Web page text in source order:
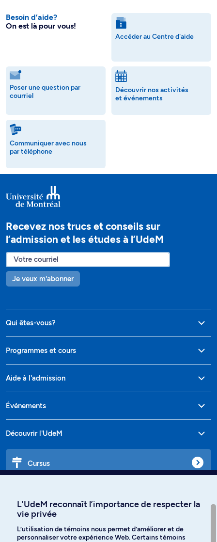
Besoin d’aide?
On est là pour vous!
Accéder au Centre d'aide
Poser une question par
courriel
Découvrir nos activités
et événements
Communiquer avec nous
par téléphone
Recevez nos trucs et conseils sur
l’admission et les études à l’UdeM
Je veux m'abonner
Qui êtes-vous?
Programmes et cours
Aide à l'admission
Événements
Découvrir l'UdeM
Cursus
Langues
L’UdeM reconnaît l’importance de respecter la
vie privée
L’utilisation de témoins nous permet d’améliorer et de
personnaliser votre expérience Web. Certains témoins